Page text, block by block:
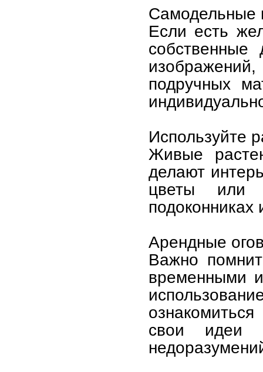
Самодельные
Если есть
собственные
подручных
Используйте
Живые
делают
цветы или
подоконниках
Арендные
Важно
временными
свои идеи